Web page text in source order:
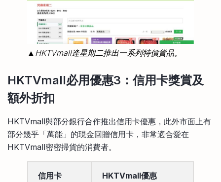
▲HKTVmall逢星期二推出一系列特價貨品。
HKTVmall必用優惠3：信用卡獎賞及
額外折扣
HKTVmall與部分銀行合作推出信用卡優惠，此外市面上有
部分幾乎「萬能」的現金回贈信用卡，非常適合愛在
HKTVmall密密掃貨的消費者。
信用卡 HKTVmall優惠